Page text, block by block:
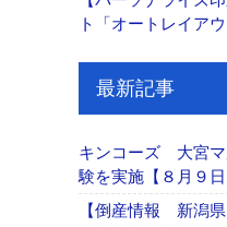
ト「オートレイア
最新記事
キンコーズ 大宮マ
験を実施【８月９日
【倒産情報 新潟